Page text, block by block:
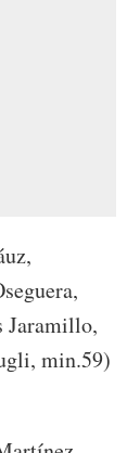
Jaramillo,
min.59)